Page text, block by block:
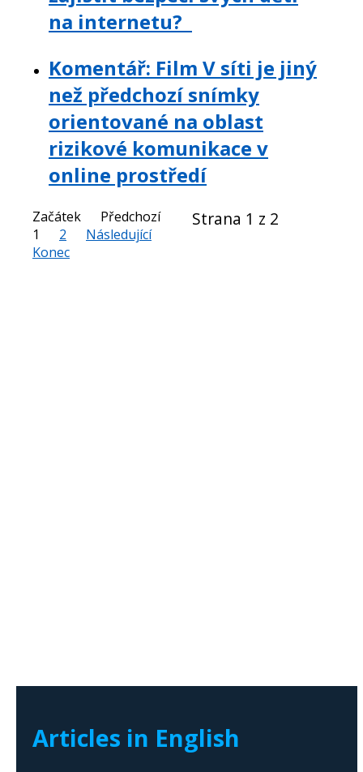
na internetu?
Komentář: Film V síti je jiný
než předchozí snímky
orientované na oblast
rizikové komunikace v
online prostředí
Strana 1 z 2
Začátek
Předchozí
1
2
Následující
Konec
Articles in English